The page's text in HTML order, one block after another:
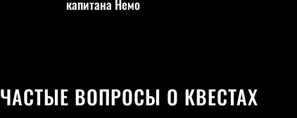
капитана Немо
ЧАСТЫЕ ВОПРОСЫ О КВЕСТАХ